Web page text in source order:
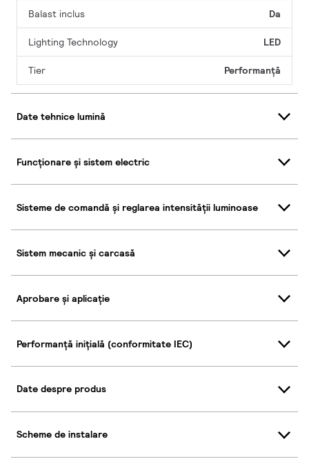
Balast inclus Da
Lighting Technology LED
Tier Performanță
Date tehnice lumină
Funcționare și sistem electric
Sisteme de comandă și reglarea intensității luminoase
Sistem mecanic și carcasă
Aprobare și aplicație
Performanță inițială (conformitate IEC)
Date despre produs
Scheme de instalare